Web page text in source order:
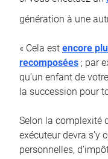
génération à une
« Cela est encore
recomposées ; par
qu’un enfant de
la succession pour
Selon la complexité
exécuteur devra s’y
personnelles,